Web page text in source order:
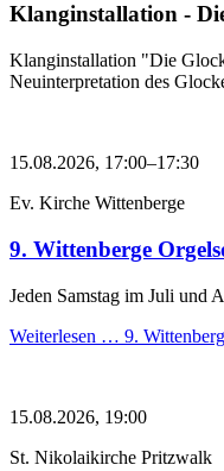
Klanginstallation -
Klanginstallation "Die
Neuinterpretation des
15.08.2026, 17:00–17:30
Ev. Kirche Wittenberge
9. Wittenberge
Jeden Samstag im Juli und
Weiterlesen … 9.
15.08.2026, 19:00
St. Nikolaikirche Pritzwalk